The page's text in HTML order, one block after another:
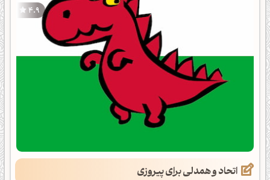
4.9
اتحاد و همدلی برای پیروزی